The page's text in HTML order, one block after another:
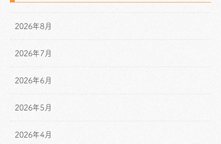
2026年8月
2026年7月
2026年6月
2026年5月
2026年4月